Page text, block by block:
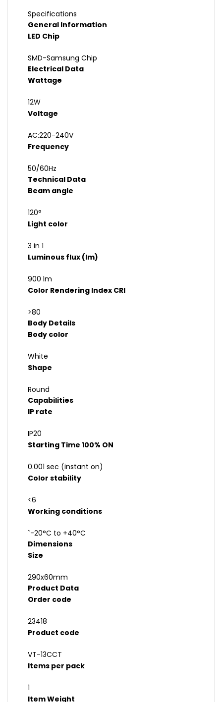
Specifications
General Information
LED Chip
SMD-Samsung Chip
Electrical Data
Wattage
12W
Voltage
AC:220-240V
Frequency
50/60Hz
Technical Data
Beam angle
120°
Light color
3 in 1
Luminous flux (lm)
900 lm
Color Rendering Index CRI
>80
Body Details
Body color
White
Shape
Round
Capabilities
IP rate
IP20
Starting Time 100% ON
0.001 sec (instant on)
Color stability
<6
Working conditions
`-20°C to +40°C
Dimensions
Size
290x60mm
Product Data
Order code
23418
Product code
VT-13CCT
Items per pack
1
Item Weight